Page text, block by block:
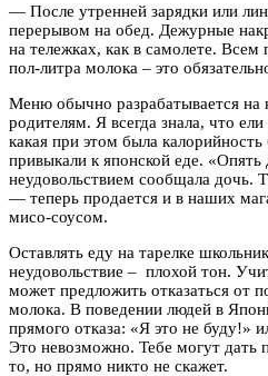
— После утренней зарядки или
перерывом на обед. Дежурные
на тележках, как в самолете.
пол-литра молока – это
Меню обычно разрабатывается на
родителям. Я всегда знала, что
какая при этом была
привыкали к японской еде.
неудовольствием сообщала дочь.
— теперь продается и в наших
мисо-соусом.
Оставлять еду на тарелке
неудовольствие – плохой тон.
может предложить отказаться от
молока. В поведении людей в
прямого отказа: «Я это не буду!»
Это невозможно. Тебе могут дать
то, но прямо никто не скажет.